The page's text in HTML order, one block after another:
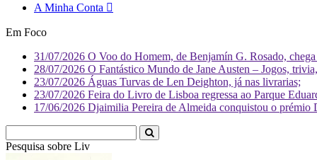
A Minha Conta
Em Foco
31/07/2026 O Voo do Homem, de Benjamín G. Rosado,
28/07/2026 O Fantástico Mundo de Jane Austen – Jogos,
23/07/2026 Águas Turvas de Len Deighton, já nas livrarias;
23/07/2026 Feira do Livro de Lisboa regressa ao Parque
17/06/2026 Djaimilia Pereira de Almeida conquistou o
Pesquisa sobre Literatura